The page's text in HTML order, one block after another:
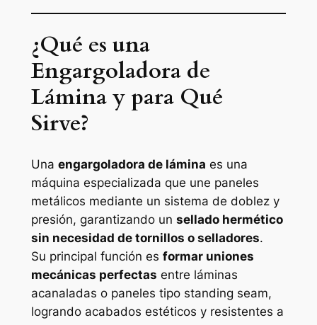
¿Qué es una
Engargoladora de
Lámina y para Qué
Sirve?
Una engargoladora de lámina es una
máquina especializada que une paneles
metálicos mediante un sistema de doblez y
presión, garantizando un sellado hermético
sin necesidad de tornillos o selladores.
Su principal función es formar uniones
mecánicas perfectas entre láminas
acanaladas o paneles tipo standing seam,
logrando acabados estéticos y resistentes a